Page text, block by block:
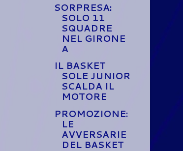
SORPRESA:
SOLO 11
SQUADRE
NEL GIRONE
A
IL BASKET
SOLE JUNIOR
SCALDA IL
MOTORE
PROMOZIONE:
LE
AVVERSARIE
DEL BASKET